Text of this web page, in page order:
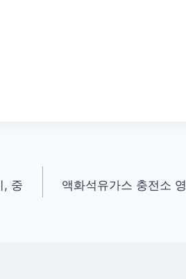
, 중
액화석유가스 충전소